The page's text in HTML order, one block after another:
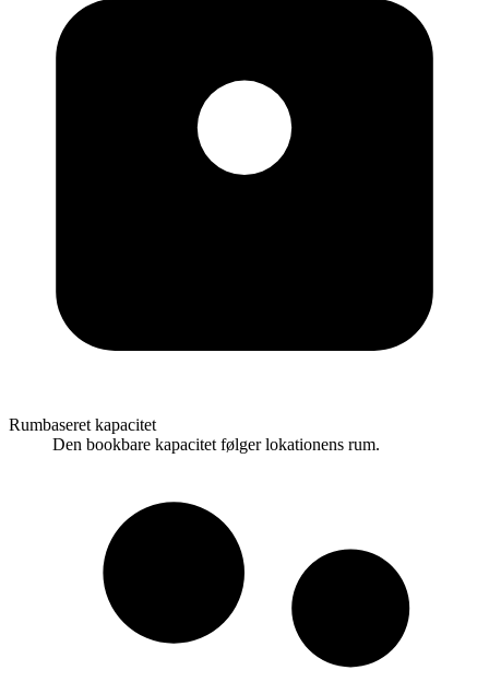
Rumbaseret kapacitet
Den bookbare kapacitet følger lokationens rum.